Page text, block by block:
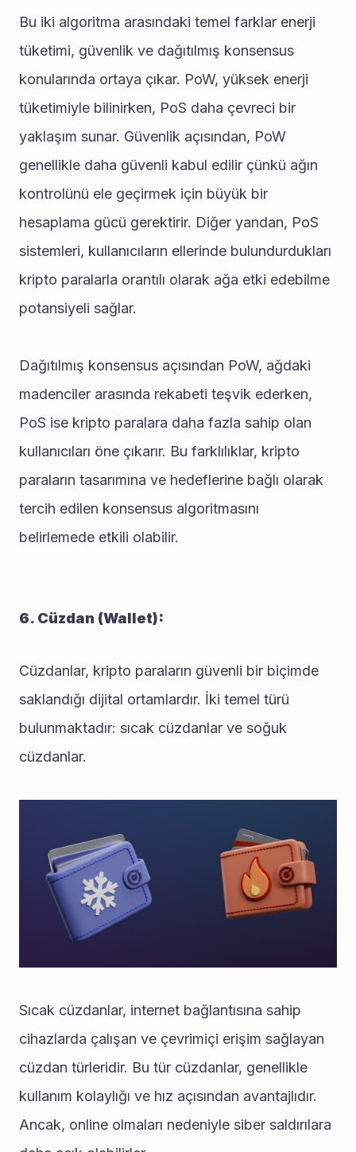
Bu iki algoritma arasındaki temel farklar enerji
tüketimi, güvenlik ve dağıtılmış konsensus
konularında ortaya çıkar. PoW, yüksek enerji
tüketimiyle bilinirken, PoS daha çevreci bir
yaklaşım sunar. Güvenlik açısından, PoW
genellikle daha güvenli kabul edilir çünkü ağın
kontrolünü ele geçirmek için büyük bir
hesaplama gücü gerektirir. Diğer yandan, PoS
sistemleri, kullanıcıların ellerinde bulundurdukları
kripto paralarla orantılı olarak ağa etki edebilme
potansiyeli sağlar.
Dağıtılmış konsensus açısından PoW, ağdaki
madenciler arasında rekabeti teşvik ederken,
PoS ise kripto paralara daha fazla sahip olan
kullanıcıları öne çıkarır. Bu farklılıklar, kripto
paraların tasarımına ve hedeflerine bağlı olarak
tercih edilen konsensus algoritmasını
belirlemede etkili olabilir.
6. Cüzdan (Wallet):
Cüzdanlar, kripto paraların güvenli bir biçimde
saklandığı dijital ortamlardır. İki temel türü
bulunmaktadır: sıcak cüzdanlar ve soğuk
cüzdanlar.
Sıcak cüzdanlar, internet bağlantısına sahip
cihazlarda çalışan ve çevrimiçi erişim sağlayan
cüzdan türleridir. Bu tür cüzdanlar, genellikle
kullanım kolaylığı ve hız açısından avantajlıdır.
Ancak, online olmaları nedeniyle siber saldırılara